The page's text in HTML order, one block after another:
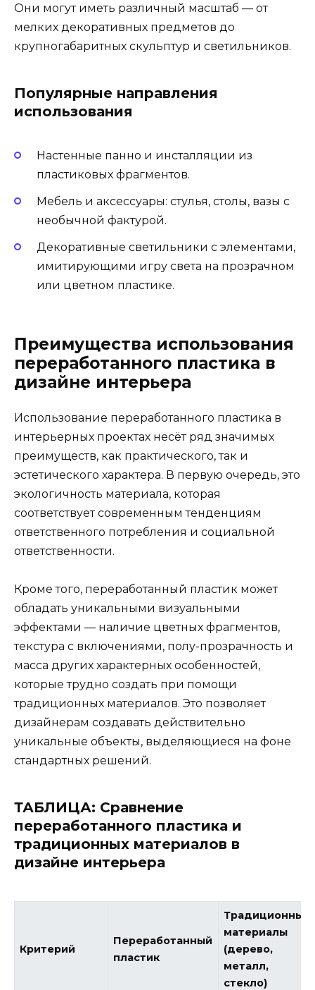
Они могут иметь различный масштаб — от
мелких декоративных предметов до
крупногабаритных скульптур и светильников.
Популярные направления
использования
Настенные панно и инсталляции из
пластиковых фрагментов.
Мебель и аксессуары: стулья, столы, вазы с
необычной фактурой.
Декоративные светильники с элементами,
имитирующими игру света на прозрачном
или цветном пластике.
Преимущества использования
переработанного пластика в
дизайне интерьера
Использование переработанного пластика в
интерьерных проектах несёт ряд значимых
преимуществ, как практического, так и
эстетического характера. В первую очередь, это
экологичность материала, которая
соответствует современным тенденциям
ответственного потребления и социальной
ответственности.
Кроме того, переработанный пластик может
обладать уникальными визуальными
эффектами — наличие цветных фрагментов,
текстура с включениями, полу-прозрачность и
масса других характерных особенностей,
которые трудно создать при помощи
традиционных материалов. Это позволяет
дизайнерам создавать действительно
уникальные объекты, выделяющиеся на фоне
стандартных решений.
ТАБЛИЦА: Сравнение
переработанного пластика и
традиционных материалов в
дизайне интерьера
Критерий
Переработанный
пластик
Традиционные
материалы
(дерево,
металл,
стекло)